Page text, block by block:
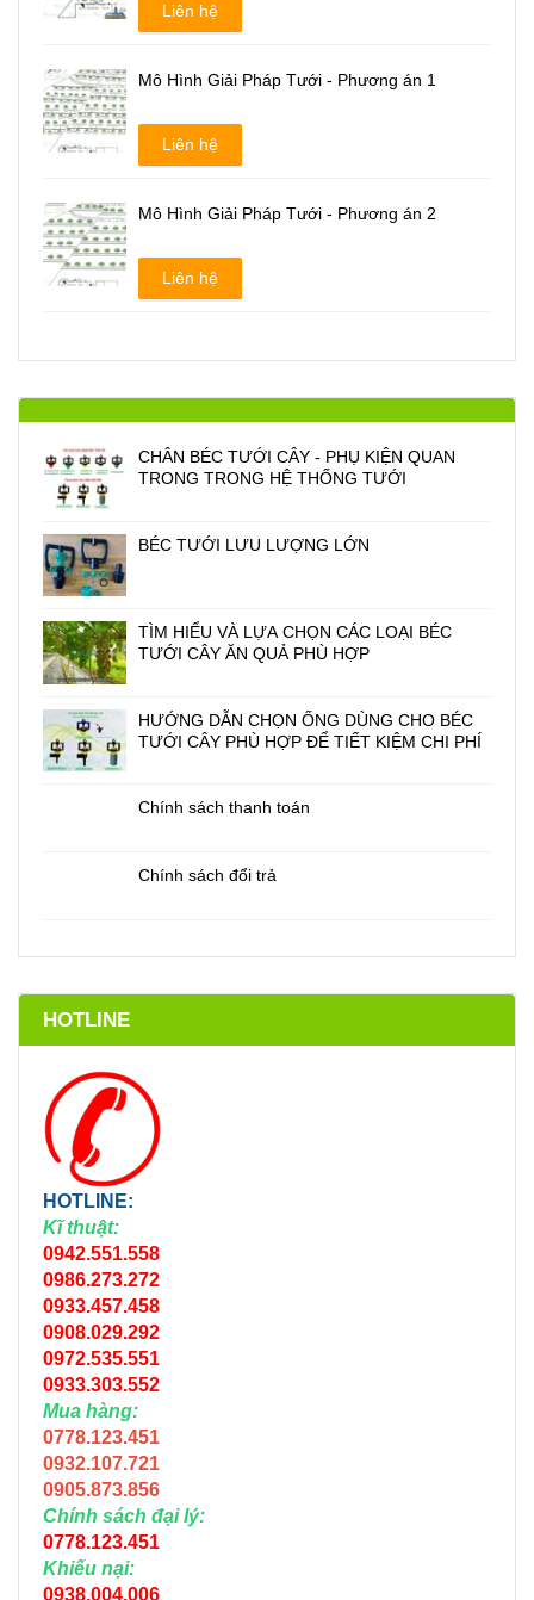
Liên hệ
Mô Hình Giải Pháp Tưới - Phương án 1
Liên hệ
Mô Hình Giải Pháp Tưới - Phương án 2
Liên hệ
CHÂN BÉC TƯỚI CÂY - PHỤ KIỆN QUAN
TRONG TRONG HỆ THỐNG TƯỚI
BÉC TƯỚI LƯU LƯỢNG LỚN
TÌM HIỂU VÀ LỰA CHỌN CÁC LOẠI BÉC
TƯỚI CÂY ĂN QUẢ PHÙ HỢP
HƯỚNG DẪN CHỌN ỐNG DÙNG CHO BÉC
TƯỚI CÂY PHÙ HỢP ĐỂ TIẾT KIỆM CHI PHÍ
Chính sách thanh toán
Chính sách đổi trả
HOTLINE
HOTLINE:
Kĩ thuật:
0942.551.558
0986.273.272
0933.457.458
0908.029.292
0972.535.551
0933.303.552
Mua hàng:
0778.123.451
0932.107.721
0905.873.856
Chính sách đại lý:
0778.123.451
Khiếu nại:
0938.004.006